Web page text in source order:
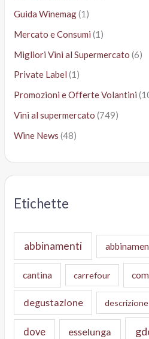
Guida Winemag(1)
Mercato e Consumi (1)
Migliori Vini al Supermercato (6)
Private Label (1)
Promozioni e Offerte Volantini
Vini al supermercato (749)
Wine News (48)
Etichette
abbinamenti
cantina carrefour
degustazione descrizione
dove esselunga